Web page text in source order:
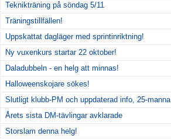
Teknikträning på söndag 5/11
Träningstillfällen!
Uppskattat dagläger med sprintinriktning!
Ny vuxenkurs startar 22 oktober!
Daladubbeln - en helg att minnas!
Halloweenskojare sökes!
Slutligt klubb-PM och uppdaterad info, 25-manna
Årets sista DM-tävlingar avklarade
Storslam denna helg!